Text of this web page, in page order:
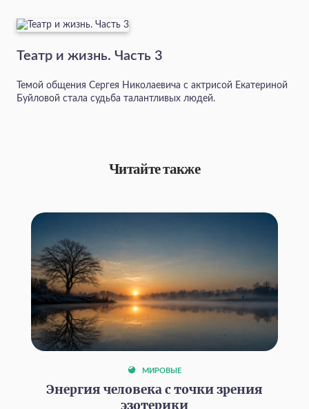
Театр и жизнь. Часть 3
Темой общения Сергея Николаевича с актрисой Екатериной
Буйловой стала судьба талантливых людей.
Читайте также
МИРОВЫЕ
Энергия человека с точки зрения
эзотерики